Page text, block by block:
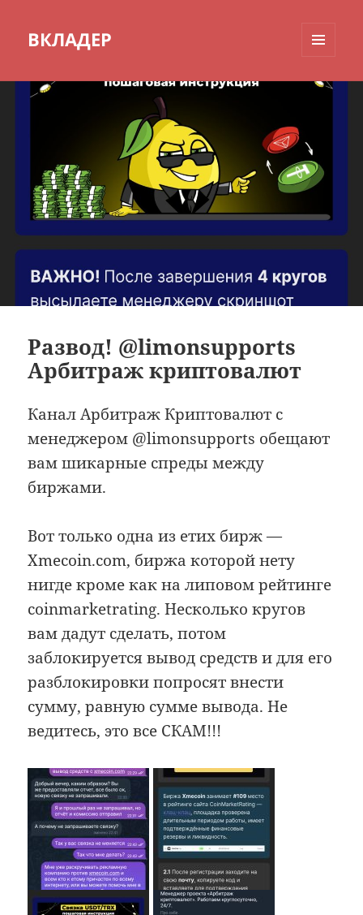
ВКЛАДЕР
ВИДЖЕТЫ
Развод! @limonsupports
Арбитраж криптовалют
Канал Арбитраж Криптовалют с
менеджером @limonsupports обещают
вам шикарные спреды между
биржами.
Вот только одна из етих бирж —
Xmecoin.com, биржа которой нету
нигде кроме как на липовом рейтинге
coinmarketrating. Несколько кругов
вам дадут сделать, потом
заблокируется вывод средств и для его
разблокировки попросят внести
сумму, равную сумме вывода. Не
ведитесь, это все СКАМ!!!